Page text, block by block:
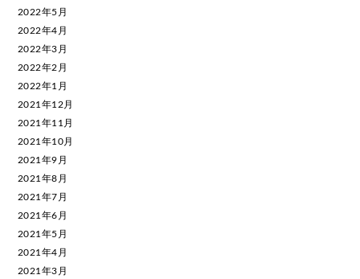
2022年5月
2022年4月
2022年3月
2022年2月
2022年1月
2021年12月
2021年11月
2021年10月
2021年9月
2021年8月
2021年7月
2021年6月
2021年5月
2021年4月
2021年3月